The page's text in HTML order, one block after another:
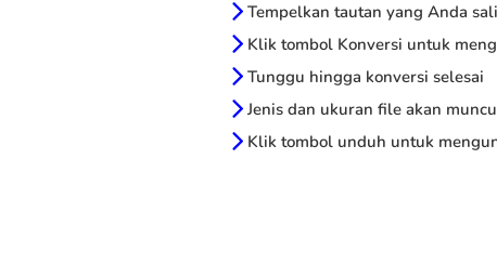
Tempelkan tautan yang Anda
Klik tombol Konversi untuk
Tunggu hingga konversi selesai
Jenis dan ukuran file akan
Klik tombol unduh untuk